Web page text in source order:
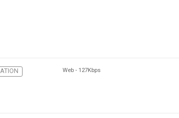
Web - 127Kbps